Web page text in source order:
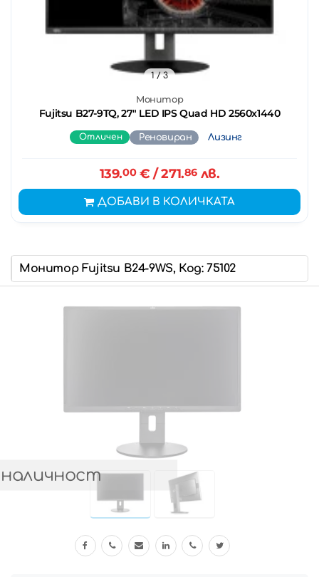
Монитор
Fujitsu B27-9TQ, 27" LED IPS Quad HD 2560x1440
1/ 3
Отличен Реновиран Лизинг
139.00€ / 271.86лв.
ДОБАВИ В КОЛИЧКАТА
Монитор Fujitsu B24-9WS, Код: 75102